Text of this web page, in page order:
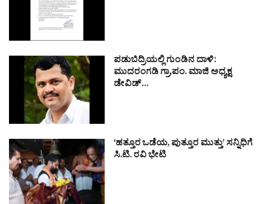
ಪಡುಬಿದ್ರಿಯಲ್ಲಿ ಗುಂಡಿನ ದಾಳಿ:
ಮುದರಂಗಡಿ ಗ್ರಾ.ಪಂ. ಮಾಜಿ ಅಧ್ಯಕ್ಷ
ಡೇವಿಡ್…
‘ಹತ್ತೂರ ಒಡೆಯ, ಪುತ್ತೂರ ಮುತ್ತು’ ಸನ್ನಿಧಿಗೆ
ಸಿ.ಟಿ. ರವಿ ಭೇಟಿ